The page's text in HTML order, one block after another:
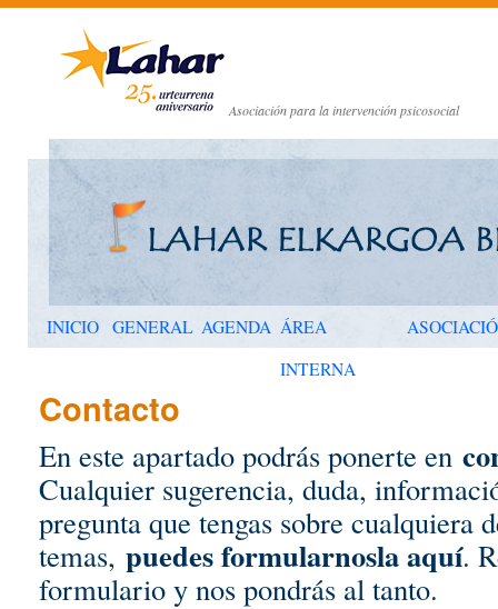
Asociación para la intervención psicosocial
INICIO GENERAL AGENDA ÁREA
INTERNA
Contacto
En este apartado podrás ponerte en
Cualquier sugerencia, duda,
pregunta que tengas sobre cualquiera
temas, puedes formularnosla aquí.
formulario y nos pondrás al tanto.